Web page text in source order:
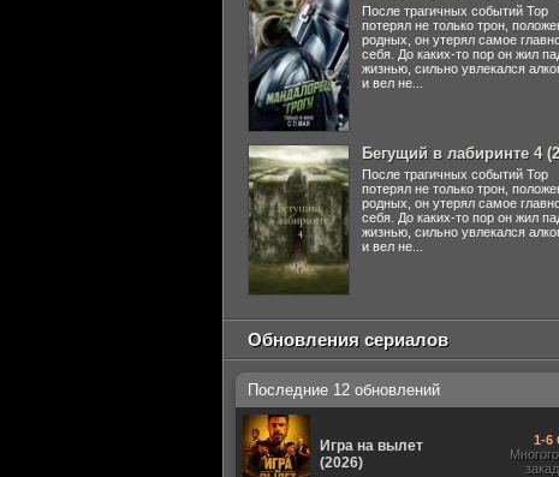
После трагичных событий Тор
потерял не только трон,
родных, он утерял самое
себя. До каких-то пор он жил
жизнью, сильно увлекался
и вел не...
Бегущий в лабиринте 4
После трагичных событий Тор
потерял не только трон,
родных, он утерял самое
себя. До каких-то пор он жил
жизнью, сильно увлекался
и вел не...
Обновления сериалов
Последние 12 обновлений
Игра на вылет
(2026)
1-6